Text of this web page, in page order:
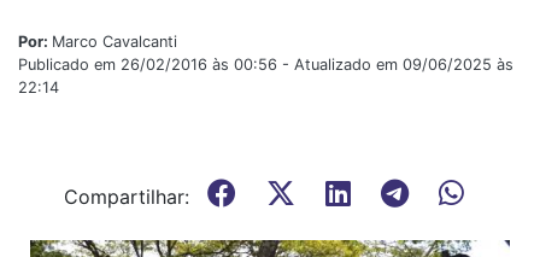
Por: Marco Cavalcanti
Publicado em 26/02/2016 às 00:56 - Atualizado em 09/06/2025 às
22:14
Compartilhar: